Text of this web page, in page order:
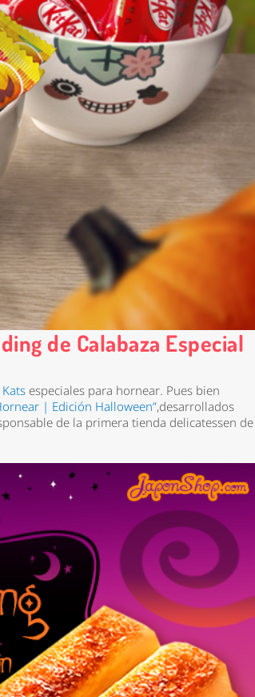
de Calabaza Especial
especiales para hornear. Pues bien
| Edición Halloween”,desarrollados
de la primera tienda delicatessen de